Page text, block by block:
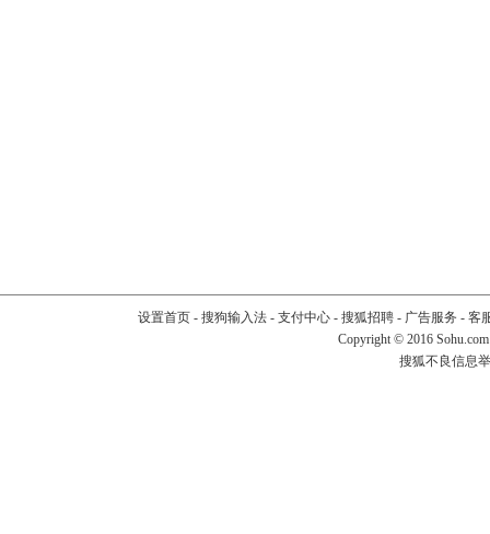
设置首页- 搜狗输入法- 支付中心- 搜狐招聘- 广告服务 - 客
Copyright © 2016
搜狐不良信息